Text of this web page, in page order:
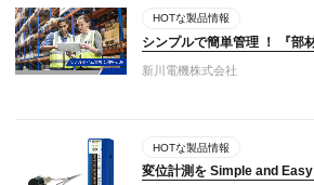
HOTな製品情報
シンプルで簡単管理 ！ 『部
新川電機株式会社
HOTな製品情報
変位計測を Simple and